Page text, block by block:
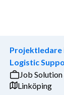
Projektledare
Logistic
Job
Linköping